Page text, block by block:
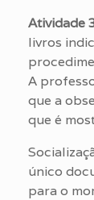
Atividade
livros
A
que a
que é
único
para o